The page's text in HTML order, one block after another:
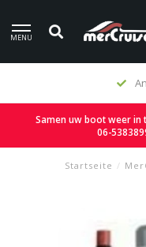
MENU
Samen uw boot weer in
06-
Startseite /